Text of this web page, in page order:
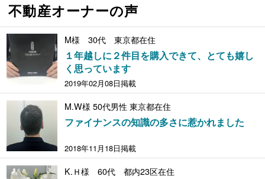
不動産オーナーの声
M様 30代 東京都在住
１年越しに２件目を購入できて、とても嬉し
く思っています
2019年02月08日掲載
M.W様 50代男性 東京都在住
ファイナンスの知識の多さに惹かれました
2018年11月18日掲載
K.Ｈ様 60代 都内23区在住